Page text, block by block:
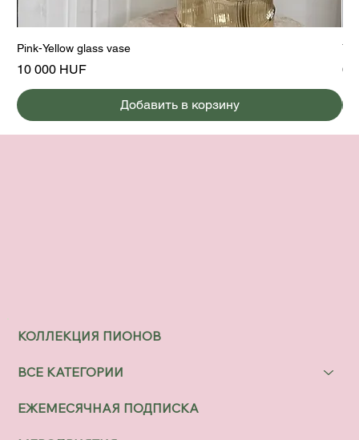
Pink-Yellow glass vase
Цена
10 000 HUF
Добавить в корзину
6
КОЛЛЕКЦИЯ ПИОНОВ
ВСЕ КАТЕГОРИИ
ЕЖЕМЕСЯЧНАЯ ПОДПИСКА